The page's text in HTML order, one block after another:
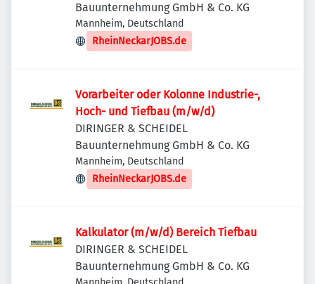
Bauunternehmung GmbH & Co. KG
Mannheim, Deutschland
RheinNeckarJOBS.de
Vorarbeiter oder Kolonne Industrie-,
Hoch- und Tiefbau (m/w/d)
DIRINGER & SCHEIDEL
Bauunternehmung GmbH & Co. KG
Mannheim, Deutschland
RheinNeckarJOBS.de
Kalkulator (m/w/d) Bereich Tiefbau
DIRINGER & SCHEIDEL
Bauunternehmung GmbH & Co. KG